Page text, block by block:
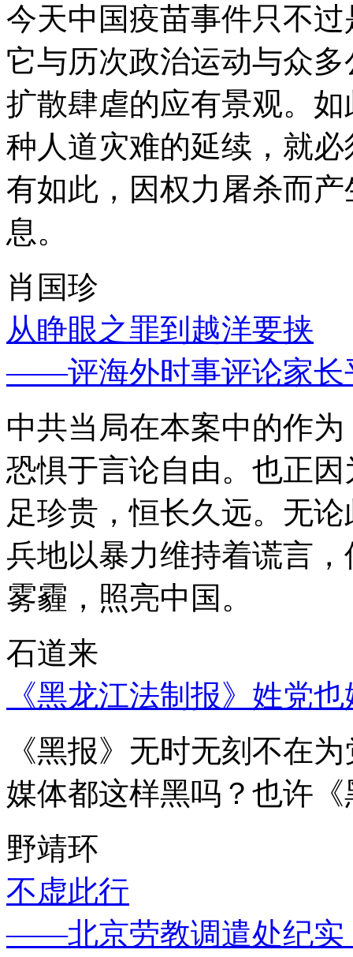
今天中国疫苗事件只不
它与历次政治运动与众
扩散肆虐的应有景观。
种人道灾难的延续，就
有如此，因权力屠杀而
息。
肖国珍
从睁眼之罪到越洋要挟
——评海外时事评论家长
中共当局在本案中的作
恐惧于言论自由。也正
足珍贵，恒长久远。无
兵地以暴力维持着谎言
雾霾，照亮中国。
石道来
《黑龙江法制报》姓党
《黑报》无时无刻不在
媒体都这样黑吗？也许
野靖环
不虚此行
——北京劳教调遣处纪实